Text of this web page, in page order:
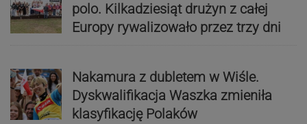
polo. Kilkadziesiąt drużyn z całej
Europy rywalizowało przez trzy dni
Nakamura z dubletem w Wiśle.
Dyskwalifikacja Waszka zmieniła
klasyfikację Polaków